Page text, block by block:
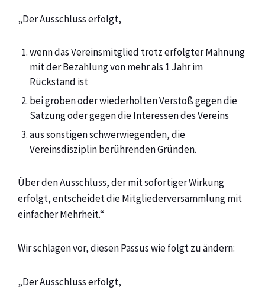
„Der Ausschluss erfolgt,
wenn das Vereinsmitglied trotz erfolgter Mahnung
mit der Bezahlung von mehr als 1 Jahr im
Rückstand ist
bei groben oder wiederholten Verstoß gegen die
Satzung oder gegen die Interessen des Vereins
aus sonstigen schwerwiegenden, die
Vereinsdisziplin berührenden Gründen.
Über den Ausschluss, der mit sofortiger Wirkung
erfolgt, entscheidet die Mitgliederversammlung mit
einfacher Mehrheit.“
Wir schlagen vor, diesen Passus wie folgt zu ändern:
„Der Ausschluss erfolgt,